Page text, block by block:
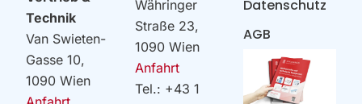
Technik
Van Swieten-
Gasse 10,
1090 Wien
Währinger
Straße 23,
1090 Wien
Anfahrt
Tel.: +43 1
Datenschutz
AGB